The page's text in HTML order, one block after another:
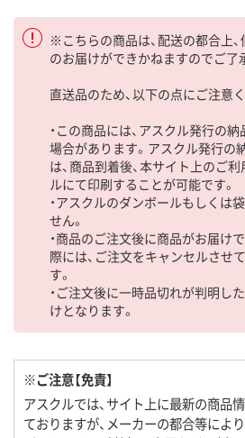
※こちらの商品は、配送の都合上
のお届けができかねますのでご了
直送品のため、以下の点にご注意く
・この商品には、アスクル発行の
場合があります。アスクル発行の
は、商品到着後、本サイト上のご
ルにて印刷することが可能です。
・アスクルのダンボールもしくは
せん。
・商品のご注文後に商品がお届け
際には、ご注文をキャンセルさせ
す。
・ご注文後に一時品切れが判明し
けとなります。
※ご注意【免責】
アスクルでは、サイト上に最新の商品
ておりますが、メーカーの都合等により